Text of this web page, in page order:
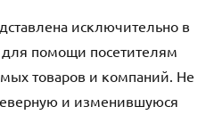
исключительно в
помощи посетителям
товаров и компаний. Не
и изменившуюся